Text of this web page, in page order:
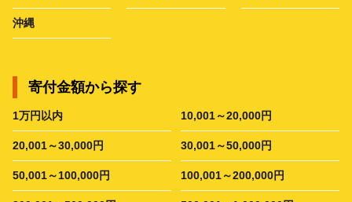
沖縄
寄付金額から探す
1万円以内 10,001～20,000円
20,001～30,000円 30,001～50,000円
50,001～100,000円 100,001～200,000円